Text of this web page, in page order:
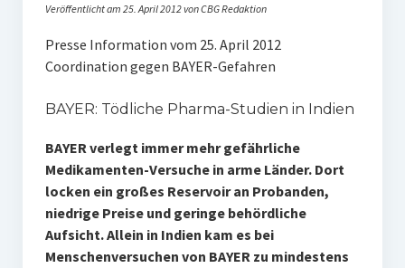
SPENDEN
Veröffentlicht am 25. April 2012 von CBG Redaktion
Presse Information vom 25. April 2012
Coordination gegen BAYER-Gefahren
BAYER: Tödliche Pharma-Studien in Indien
BAYER verlegt immer mehr gefährliche
Medikamenten-Versuche in arme Länder. Dort
locken ein großes Reservoir an Probanden,
niedrige Preise und geringe behördliche
Aufsicht. Allein in Indien kam es bei
Menschenversuchen von BAYER zu mindestens